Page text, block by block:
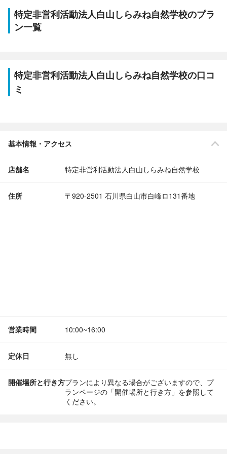
特定非営利活動法人白山しらみね自然学校のプラ
ン一覧
特定非営利活動法人白山しらみね自然学校の口コ
ミ
基本情報・アクセス
店舗名 特定非営利活動法人白山しらみね自然学校
住所 〒920-2501 石川県白山市白峰ロ131番地
営業時間 10:00~16:00
定休日 無し
開催場所と行き方プランにより異なる場合がございますので、プ
ランページの「開催場所と行き方」を参照して
ください。